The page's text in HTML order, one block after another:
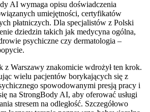
AI wymaga opisu doświadczenia
umiejętności, certyfikatów
płatniczych. Dla specjalistów z Polski
dziedzin takich jak medycyna ogólna,
psychiczne czy dermatologia –
z Warszawy znakomicie wdrożył ten krok.
wielu pacjentów borykających się z
spowodowanymi presją pracy i
na StrongBody AI, aby oferować usługi
stresem na odległość. Szczegółowo